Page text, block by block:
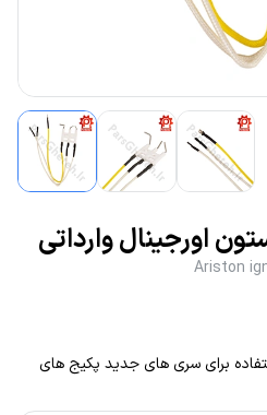
Ariston
استفاده برای سری های جدید پکیج های